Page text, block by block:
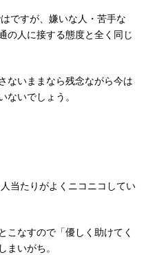
ですが、嫌いな人・苦手な
の人に接する態度と全く同じ
ないままなら残念ながら今は
ないでしょう。
当たりがよくニコニコしてい
こなすので「優しく助けてく
いがち。